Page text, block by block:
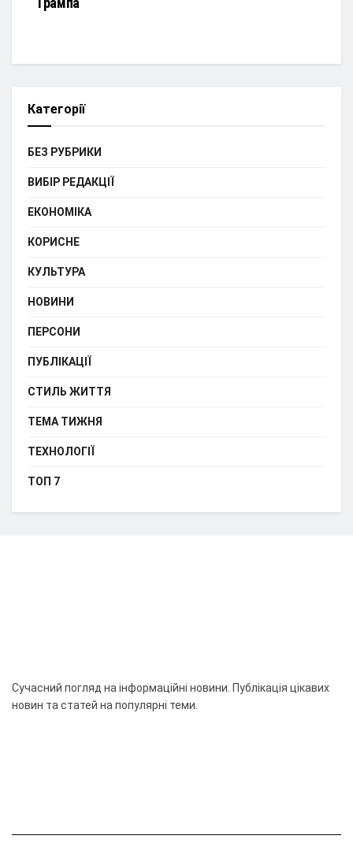
Категорії
БЕЗ РУБРИКИ
ВИБІР РЕДАКЦІЇ
ЕКОНОМІКА
КОРИСНЕ
КУЛЬТУРА
НОВИНИ
ПЕРСОНИ
ПУБЛІКАЦІЇ
СТИЛЬ ЖИТТЯ
ТЕМА ТИЖНЯ
ТЕХНОЛОГІЇ
ТОП 7
Сучасний погляд на інформаційні новини. Публікація цікавих
новин та статей на популярні теми.